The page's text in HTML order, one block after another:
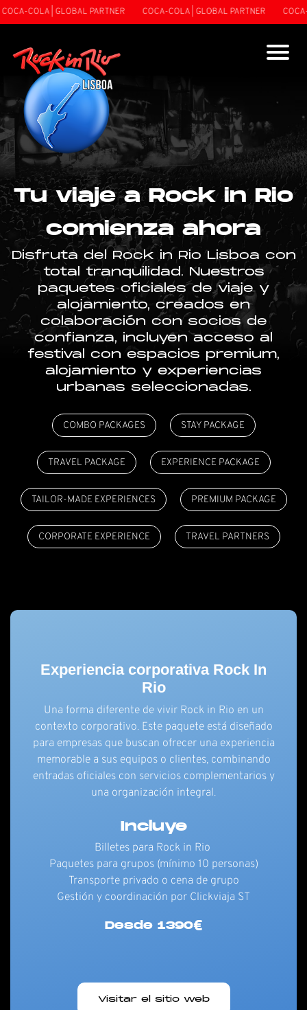
COLA | GLOBAL PARTNER COCA-COLA | GLOBAL PARTNER COCA-
Tu viaje a Rock in Rio
comienza ahora
Disfruta del Rock in Rio Lisboa con
total tranquilidad. Nuestros
paquetes oficiales de viaje y
alojamiento, creados en
colaboración con socios de
confianza, incluyen acceso al
festival con espacios premium,
alojamiento y experiencias
urbanas seleccionadas.
COMBO PACKAGES STAY PACKAGE
TRAVEL PACKAGE EXPERIENCE PACKAGE
TAILOR-MADE EXPERIENCES PREMIUM PACKAGE
CORPORATE EXPERIENCE TRAVEL PARTNERS
Experiencia corporativa Rock In
Rio
Una forma diferente de vivir Rock in Rio en un
contexto corporativo. Este paquete está diseñado
para empresas que buscan ofrecer una experiencia
memorable a sus equipos o clientes, combinando
entradas oficiales con servicios complementarios y
una organización integral.
Incluye
Billetes para Rock in Rio
Paquetes para grupos (mínimo 10 personas)
Transporte privado o cena de grupo
Gestión y coordinación por Clickviaja ST
Desde 1390€
Visitar el sitio web